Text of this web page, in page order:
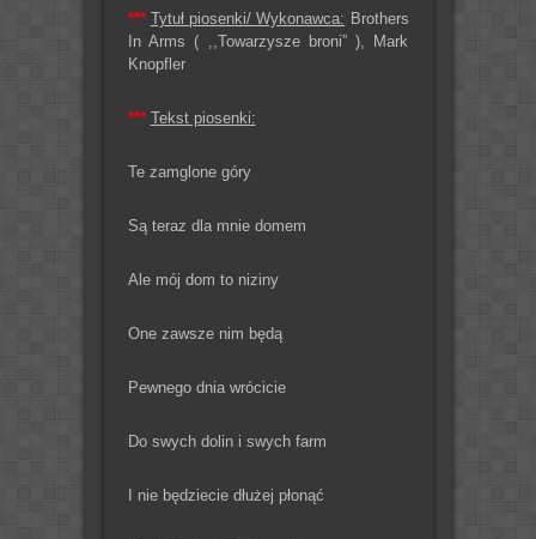
*** Tytuł piosenki/ Wykonawca: Brothers
In Arms ( ,,Towarzysze broni” ), Mark
Knopfler
*** Tekst piosenki:
Te zamglone góry
Są teraz dla mnie domem
Ale mój dom to niziny
One zawsze nim będą
Pewnego dnia wrócicie
Do swych dolin i swych farm
I nie będziecie dłużej płonąć